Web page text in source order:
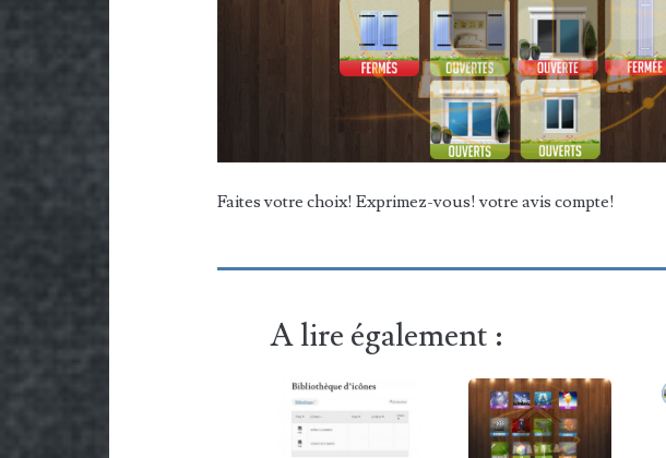
Faites votre choix! Exprimez-vous! votre avis compte!
A lire également :